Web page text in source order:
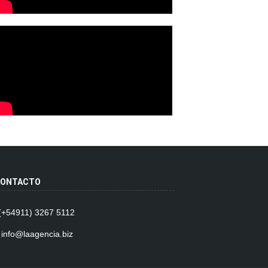
3267 5112